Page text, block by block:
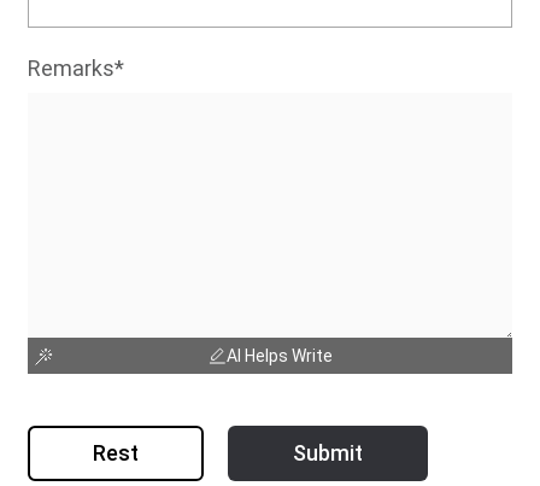
Remarks*
AI Helps Write
Rest Submit